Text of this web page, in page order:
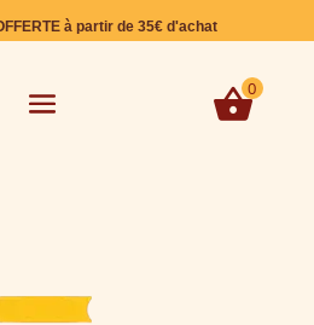
à partir de 35€ d'achat
0